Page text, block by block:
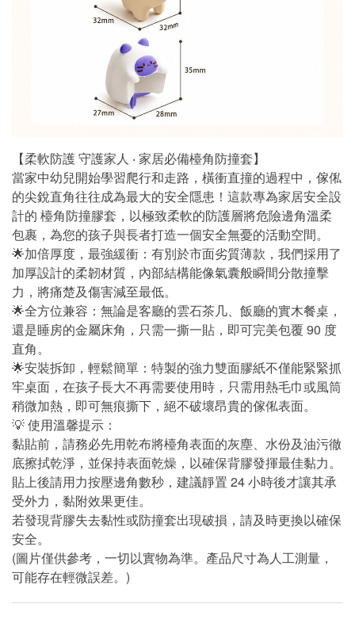
【柔軟防護 守護家人 ‧ 家居必備檯角防撞套】
當家中幼兒開始學習爬行和走路，橫衝直撞的過程中，傢俬
的尖銳直角往往成為最大的安全隱患！這款專為家居安全設
計的 檯角防撞膠套，以極致柔軟的防護層將危險邊角溫柔
包裹，為您的孩子與長者打造一個安全無憂的活動空間。
🌟加倍厚度，最強緩衝：有別於市面劣質薄款，我們採用了
加厚設計的柔韌材質，內部結構能像氣囊般瞬間分散撞擊
力，將痛楚及傷害減至最低。
🌟全方位兼容：無論是客廳的雲石茶几、飯廳的實木餐桌，
還是睡房的金屬床角，只需一撕一貼，即可完美包覆 90 度
直角。
🌟安裝拆卸，輕鬆簡單：特製的強力雙面膠紙不僅能緊緊抓
牢桌面，在孩子長大不再需要使用時，只需用熱毛巾或風筒
稍微加熱，即可無痕撕下，絕不破壞昂貴的傢俬表面。
💡 使用溫馨提示：
黏貼前，請務必先用乾布將檯角表面的灰塵、水份及油污徹
底擦拭乾淨，並保持表面乾燥，以確保背膠發揮最佳黏力。
貼上後請用力按壓邊角數秒，建議靜置 24 小時後才讓其承
受外力，黏附效果更佳。
若發現背膠失去黏性或防撞套出現破損，請及時更換以確保
安全。
(圖片僅供參考，一切以實物為準。產品尺寸為人工測量，
可能存在輕微誤差。)